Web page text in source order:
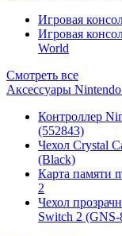
Игровая
Игровая
World
Смотреть все
Аксессуары
Контроллер
(552843)
Чехол Сrystal
(Black)
Карта памяти
2
Чехол
Switch 2 (GNS-